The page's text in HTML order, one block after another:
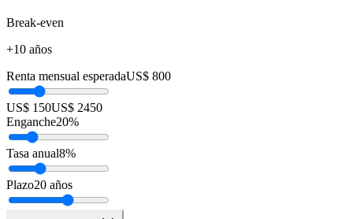
Break-even
+10 años
Renta mensual esperadaUS$ 800
US$ 150US$ 2450
Enganche20%
Tasa anual8%
Plazo20 años